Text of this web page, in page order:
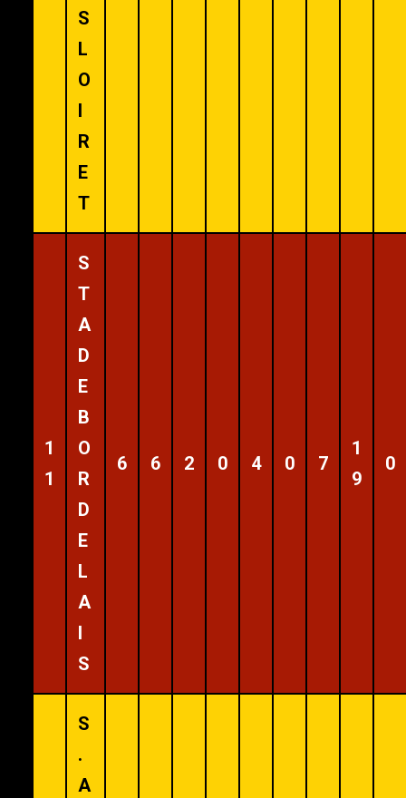
S
L
O
I
R
E
T
1
1
S
T
A
D
E
B
O
R
D
E
L
A
I
S
6 6 2 0 4 0 7
1
9
0
S
.
A